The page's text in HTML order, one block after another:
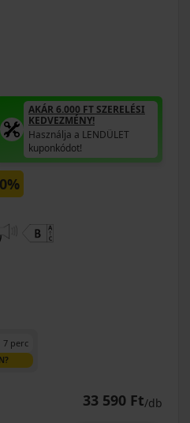
AKÁR 6.000 FT SZERELÉSI
KEDVEZMÉNY!
Használja a LENDÜLET
kuponkódot!
0%
7 perc
33 590 Ft/db